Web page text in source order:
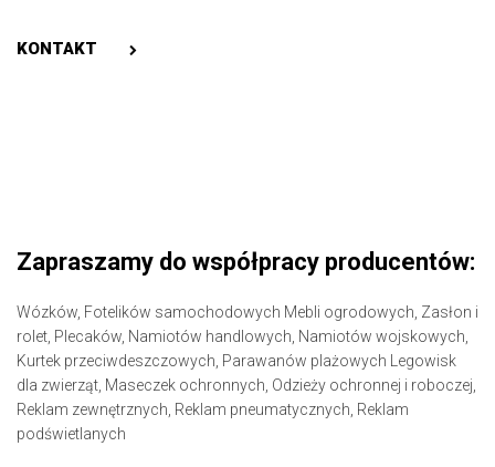
KONTAKT
Zapraszamy do współpracy producentów:
Wózków, Fotelików samochodowych Mebli ogrodowych, Zasłon i
rolet, Plecaków, Namiotów handlowych, Namiotów wojskowych,
Kurtek przeciwdeszczowych, Parawanów plażowych
Legowisk
dla zwierząt, Maseczek ochronnych, Odzieży ochronnej i roboczej,
Reklam zewnętrznych, Reklam pneumatycznych, Reklam
podświetlanych